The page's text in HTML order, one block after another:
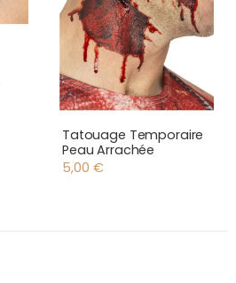
Tatouage Temporaire
Peau Arrachée
5,00 €